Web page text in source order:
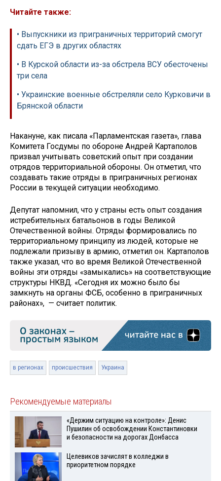
Читайте также:
• Выпускники из приграничных территорий смогут
сдать ЕГЭ в других областях
• В Курской области из-за обстрела ВСУ обесточены
три села
• Украинские военные обстреляли село Курковичи в
Брянской области
Накануне, как писала «Парламентская газета», глава
Комитета Госдумы по обороне Андрей Картаполов
призвал учитывать советский опыт при создании
отрядов территориальной обороны. Он отметил, что
создавать такие отряды в приграничных регионах
России в текущей ситуации необходимо.
Депутат напомнил, что у страны есть опыт создания
истребительных батальонов в годы Великой
Отечественной войны. Отряды формировались по
территориальному принципу из людей, которые не
подлежали призыву в армию, отметил он. Картаполов
также указал, что во время Великой Отечественной
войны эти отряды «замыкались» на соответствующие
структуры НКВД. «Сегодня их можно было бы
замкнуть на органы ФСБ, особенно в приграничных
районах», — считает политик.
в регионах происшествия Украина
Рекомендуемые материалы
«Держим ситуацию на контроле»: Денис
Пушилин об освобождении Константиновки
и безопасности на дорогах Донбасса
Целевиков зачислят в колледжи в
приоритетном порядке